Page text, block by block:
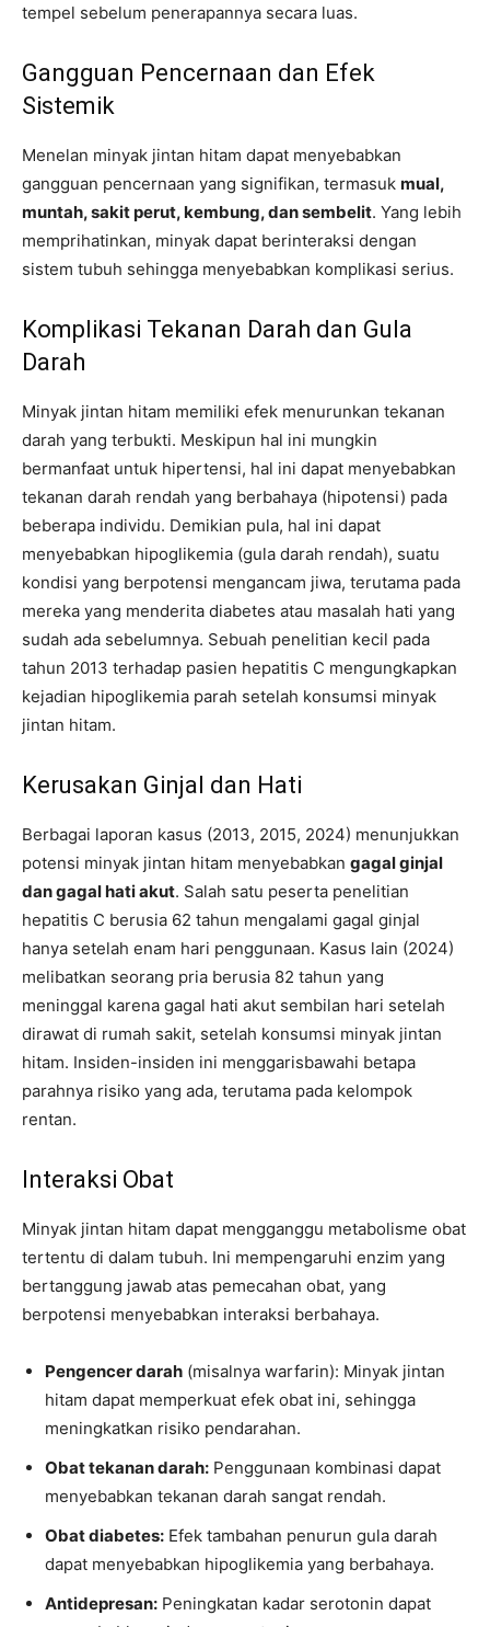
tempel sebelum penerapannya secara luas.
Gangguan Pencernaan dan Efek
Sistemik
Menelan minyak jintan hitam dapat menyebabkan
gangguan pencernaan yang signifikan, termasuk mual,
muntah, sakit perut, kembung, dan sembelit. Yang lebih
memprihatinkan, minyak dapat berinteraksi dengan
sistem tubuh sehingga menyebabkan komplikasi serius.
Komplikasi Tekanan Darah dan Gula
Darah
Minyak jintan hitam memiliki efek menurunkan tekanan
darah yang terbukti. Meskipun hal ini mungkin
bermanfaat untuk hipertensi, hal ini dapat menyebabkan
tekanan darah rendah yang berbahaya (hipotensi) pada
beberapa individu. Demikian pula, hal ini dapat
menyebabkan hipoglikemia (gula darah rendah), suatu
kondisi yang berpotensi mengancam jiwa, terutama pada
mereka yang menderita diabetes atau masalah hati yang
sudah ada sebelumnya. Sebuah penelitian kecil pada
tahun 2013 terhadap pasien hepatitis C mengungkapkan
kejadian hipoglikemia parah setelah konsumsi minyak
jintan hitam.
Kerusakan Ginjal dan Hati
Berbagai laporan kasus (2013, 2015, 2024) menunjukkan
potensi minyak jintan hitam menyebabkan gagal ginjal
dan gagal hati akut. Salah satu peserta penelitian
hepatitis C berusia 62 tahun mengalami gagal ginjal
hanya setelah enam hari penggunaan. Kasus lain (2024)
melibatkan seorang pria berusia 82 tahun yang
meninggal karena gagal hati akut sembilan hari setelah
dirawat di rumah sakit, setelah konsumsi minyak jintan
hitam. Insiden-insiden ini menggarisbawahi betapa
parahnya risiko yang ada, terutama pada kelompok
rentan.
Interaksi Obat
Minyak jintan hitam dapat mengganggu metabolisme obat
tertentu di dalam tubuh. Ini mempengaruhi enzim yang
bertanggung jawab atas pemecahan obat, yang
berpotensi menyebabkan interaksi berbahaya.
Pengencer darah (misalnya warfarin): Minyak jintan
hitam dapat memperkuat efek obat ini, sehingga
meningkatkan risiko pendarahan.
Obat tekanan darah: Penggunaan kombinasi dapat
menyebabkan tekanan darah sangat rendah.
Obat diabetes: Efek tambahan penurun gula darah
dapat menyebabkan hipoglikemia yang berbahaya.
Antidepresan: Peningkatan kadar serotonin dapat